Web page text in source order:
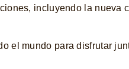
incluyendo la nueva
el mundo para disfrutar